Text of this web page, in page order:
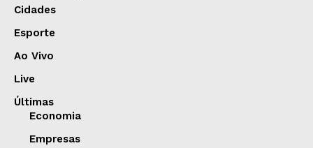
Cidades
Esporte
Ao Vivo
Live
Últimas
Economia
Empresas